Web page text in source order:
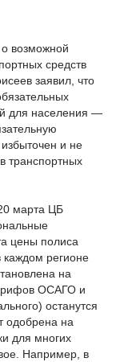
возможной
средств
заявил, что
для населения —
и не
транспортных
марта ЦБ
цены полиса
регионе
на
ОСАГО и
останутся
одобрена на
для многих
Например, в